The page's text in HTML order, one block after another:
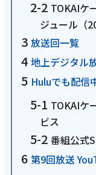
TOKAIケ
ジュール（
放送回一覧
地上デジタル
Huluでも配信
TOKAIケ
ビス
番組公式
第9回放送